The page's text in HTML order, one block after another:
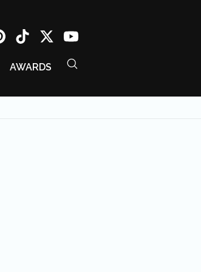
AWARDS